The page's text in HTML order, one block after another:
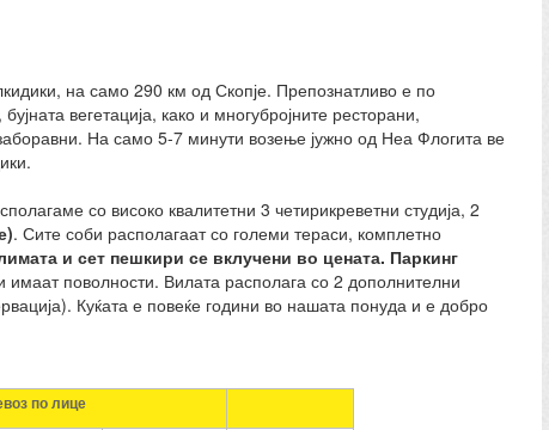
на само 290 км од Скопје. Препознатливо е по
вегетација, како и многубројните ресторани,
На само 5-7 минути возење јужно од Неа Флогита ве
со високо квалитетни 3 четирикреветни студија, 2
. Сите соби располагаат со големи тераси, комплетно
и сет пешкири се вклучени во цената. Паркинг
поволности. Вилата располага со 2 дополнителни
Куќата е повеќе години во нашата понуда и е добро
по лице